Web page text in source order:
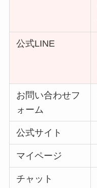
公式LINE
お問い合わせフ
ォーム
公式サイト
マイページ
チャット